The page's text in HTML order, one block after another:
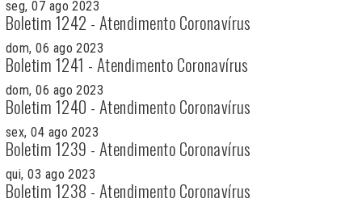
seg, 07 ago 2023
Boletim 1242 - Atendimento Coronavírus
dom, 06 ago 2023
Boletim 1241 - Atendimento Coronavírus
dom, 06 ago 2023
Boletim 1240 - Atendimento Coronavírus
sex, 04 ago 2023
Boletim 1239 - Atendimento Coronavírus
qui, 03 ago 2023
Boletim 1238 - Atendimento Coronavírus